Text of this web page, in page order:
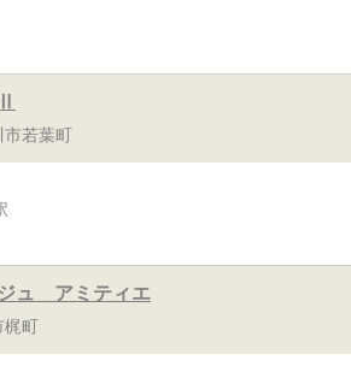
市若葉町
ュ アミティエ
梶町